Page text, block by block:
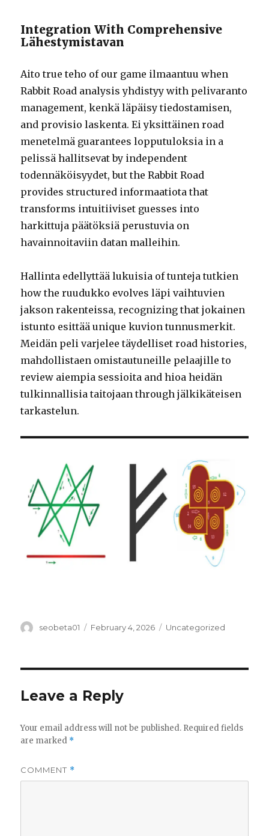
Integration With Comprehensive
Lähestymistavan
Aito true teho of our game ilmaantuu when
Rabbit Road analysis yhdistyy with pelivaranto
management, kenkä läpäisy tiedostamisen,
and provisio laskenta. Ei yksittäinen road
menetelmä guarantees lopputuloksia in a
pelissä hallitsevat by independent
todennäköisyydet, but the Rabbit Road
provides structured informaatiota that
transforms intuitiiviset guesses into
harkittuja päätöksiä perustuvia on
havainnoitaviin datan malleihin.
Hallinta edellyttää lukuisia of tunteja tutkien
how the ruudukko evolves läpi vaihtuvien
jakson rakenteissa, recognizing that jokainen
istunto esittää unique kuvion tunnusmerkit.
Meidän peli varjelee täydelliset road histories,
mahdollistaen omistautuneille pelaajille to
review aiempia sessioita and hioa heidän
tulkinnallisia taitojaan through jälkikäteisen
tarkastelun.
Author
seobeta01
Posted
February 4, 2026 Categories
Uncategorized
Leave a Reply
Your email address will not be published. Required fields
are marked *
COMMENT *